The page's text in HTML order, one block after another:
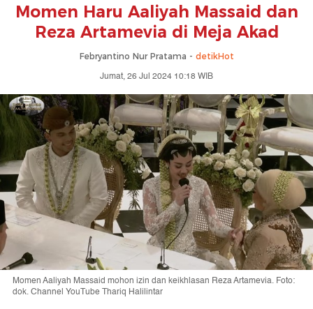
Momen Haru Aaliyah Massaid dan
Reza Artamevia di Meja Akad
Febryantino Nur Pratama - detikHot
Jumat, 26 Jul 2024 10:18 WIB
Momen Aaliyah Massaid mohon izin dan keikhlasan Reza Artamevia. Foto:
dok. Channel YouTube Thariq Halilintar